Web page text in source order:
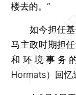
楼去的。”
如今担任基
马主政时期担
和环境事务
Hormats）回忆